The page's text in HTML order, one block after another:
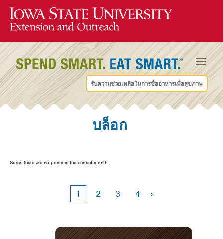
รับความช่วยเหลือในการซื้ออาหารเพื่อสุขภาพ
บล็อก
Sorry, there are no posts in the current month.
1 2 3 4 ›